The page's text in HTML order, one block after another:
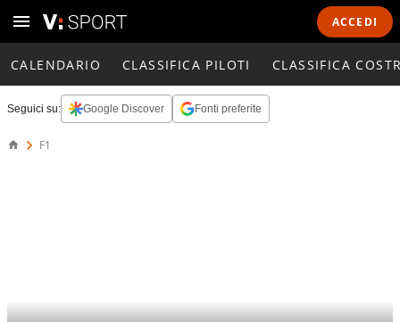
ACCEDI
CALENDARIO CLASSIFICA PILOTI CLASSIFICA
Seguici su: Google Discover Fonti preferite
F1